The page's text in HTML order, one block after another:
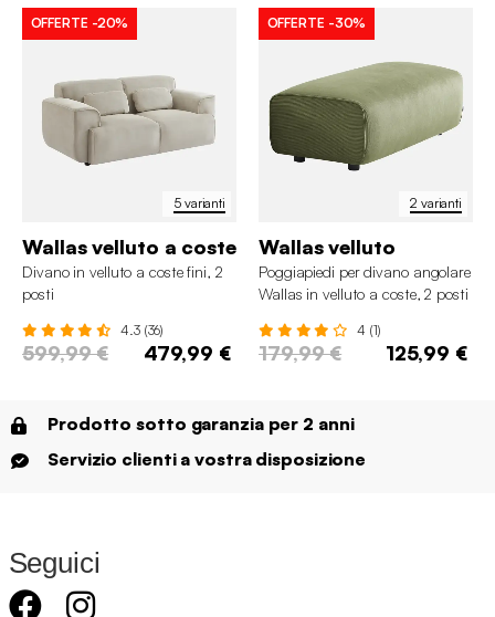
5 varianti
OFFERTE -20%
Wallas velluto a coste
Divano in velluto a coste fini, 2
posti
4.3 (36)
599,99 € 479,99 €
2 varianti
OFFERTE -30%
Wallas velluto
Poggiapiedi per divano angolare
Wallas in velluto a coste, 2 posti
4 (1)
179,99 € 125,99 €
Prodotto sotto garanzia per 2 anni
Servizio clienti a vostra disposizione
Seguici